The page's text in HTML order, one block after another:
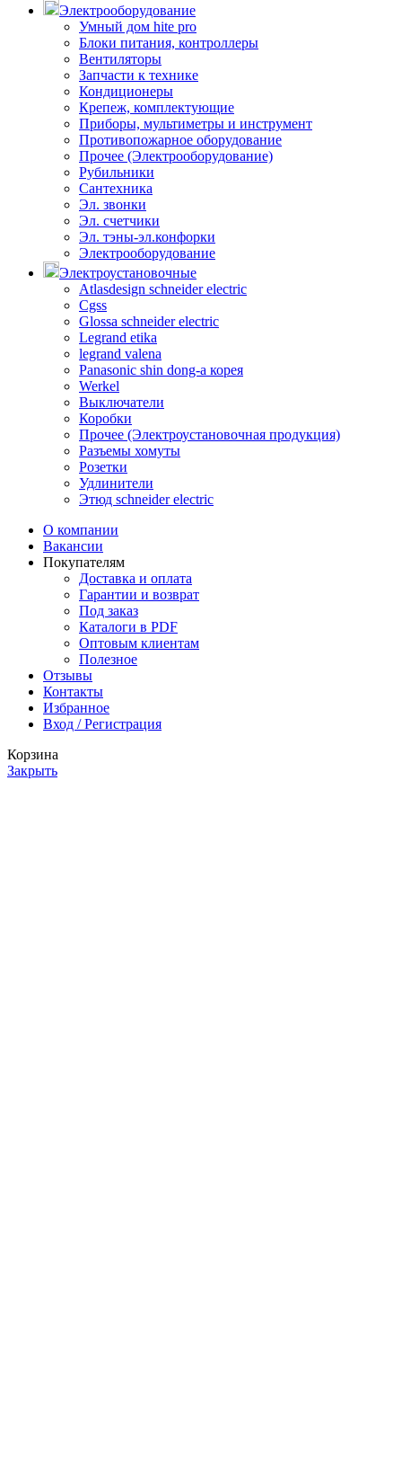
Электрооборудование
Умный дом hite pro
Блоки питания, контроллеры
Вентиляторы
Запчасти к технике
Кондиционеры
Крепеж, комплектующие
Приборы, мультиметры и инструмент
Противопожарное оборудование
Прочее (Электрооборудование)
Рубильники
Сантехника
Эл. звонки
Эл. счетчики
Эл. тэны-эл.конфорки
Электрооборудование
Электроустановочные
Atlasdesign schneider electric
Cgss
Glossa schneider electric
Legrand etika
legrand valena
Panasonic shin dong-a корея
Werkel
Выключатели
Коробки
Прочее (Электроустановочная продукция)
Разъемы хомуты
Розетки
Удлинители
Этюд schneider electric
О компании
Вакансии
Покупателям
Доставка и оплата
Гарантии и возврат
Под заказ
Каталоги в PDF
Оптовым клиентам
Полезное
Отзывы
Контакты
Избранное
Вход / Регистрация
Корзина
Закрыть